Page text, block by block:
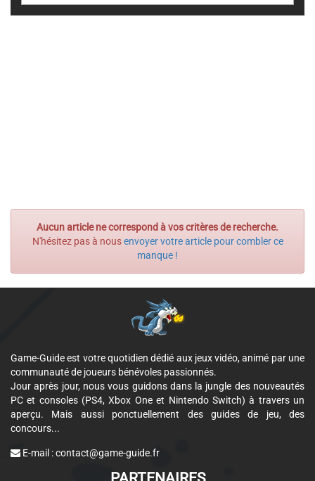
Aucun article ne correspond à vos critères de recherche.
N'hésitez pas à nousenvoyer votre article pour combler ce
manque !
Game-Guide est votre quotidien dédié aux jeux vidéo, animé par une
communauté de joueurs bénévoles passionnés.
Jour après jour, nous vous guidons dans la jungle des nouveautés
PC et consoles (PS4, Xbox One et Nintendo Switch) à travers un
aperçu. Mais aussi ponctuellement des guides de jeu, des
concours...
E-mail :contact@game-guide.fr